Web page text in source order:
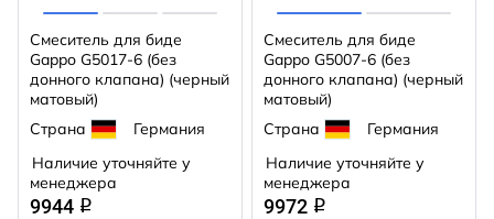
Смеситель для биде
Gappo G5017-6 (без
донного клапана) (черный
матовый)
Страна
Германия
Наличие уточняйте у
менеджера
9944 q
Смеситель для биде
Gappo G5007-6 (без
донного клапана) (черный
матовый)
Страна
Германия
Наличие уточняйте у
менеджера
9972 q